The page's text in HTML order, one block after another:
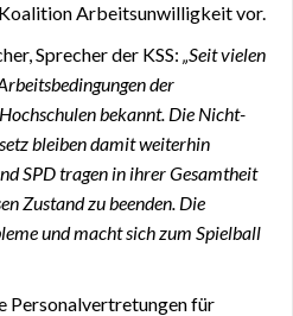
Arbeitsunwilligkeit vor.
Sprecher der KSS: „Seit vielen
der
bekannt. Die Nicht-
bleiben damit weiterhin
SPD tragen in ihrer Gesamtheit
Zustand zu beenden. Die
und macht sich zum Spielball
Personalvertretungen für